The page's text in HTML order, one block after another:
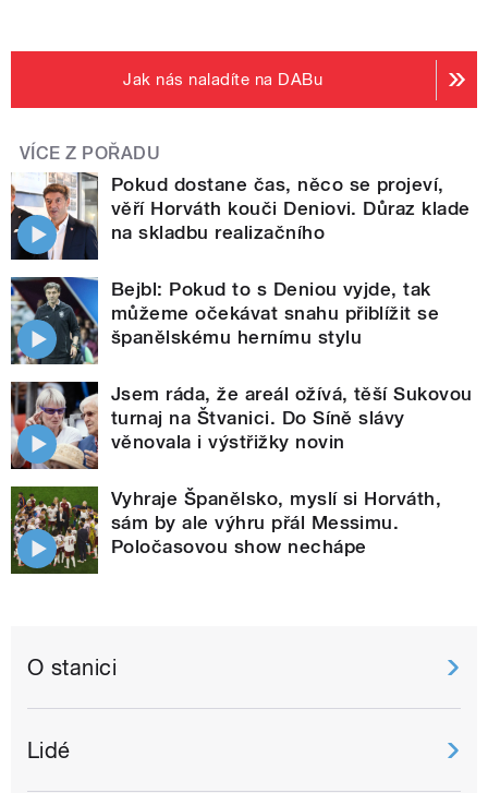
Jak nás naladíte na DABu
VÍCE Z POŘADU
Pokud dostane čas, něco se projeví,
věří Horváth kouči Deniovi. Důraz klade
na skladbu realizačního
Bejbl: Pokud to s Deniou vyjde, tak
můžeme očekávat snahu přiblížit se
španělskému hernímu stylu
Jsem ráda, že areál ožívá, těší Sukovou
turnaj na Štvanici. Do Síně slávy
věnovala i výstřižky novin
Vyhraje Španělsko, myslí si Horváth,
sám by ale výhru přál Messimu.
Poločasovou show nechápe
O stanici
Lidé